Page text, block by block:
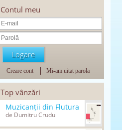
Contul meu
Creare cont Mi-am uitat parola
Top vânzări
Muzicanții din Flutura
de Dumitru Crudu